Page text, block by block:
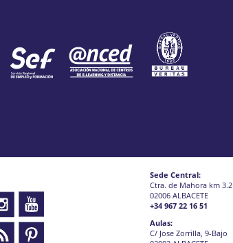
Sede Central:
Ctra. de Mahora km 3.2
02006 ALBACETE
+34 967 22 16 51
Aulas:
C/ Jose Zorrilla, 9-Bajo